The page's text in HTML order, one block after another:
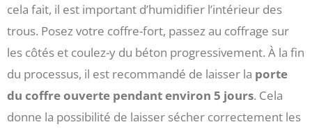
cela fait, il est important d’humidifier l’intérieur des
trous. Posez votre coffre-fort, passez au coffrage sur
les côtés et coulez-y du béton progressivement. À la fin
du processus, il est recommandé de laisser la porte
du coffre ouverte pendant environ 5 jours. Cela
donne la possibilité de laisser sécher correctement les